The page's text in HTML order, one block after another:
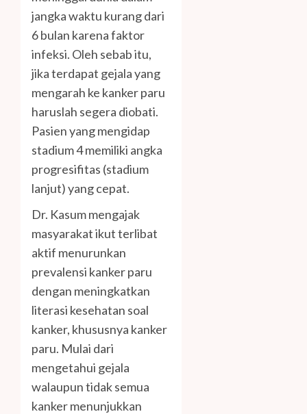
jangka waktu kurang dari
6 bulan karena faktor
infeksi. Oleh sebab itu,
jika terdapat gejala yang
mengarah ke kanker paru
haruslah segera diobati.
Pasien yang mengidap
stadium 4 memiliki angka
progresifitas (stadium
lanjut) yang cepat.
Dr. Kasum mengajak
masyarakat ikut terlibat
aktif menurunkan
prevalensi kanker paru
dengan meningkatkan
literasi kesehatan soal
kanker, khususnya kanker
paru. Mulai dari
mengetahui gejala
walaupun tidak semua
kanker menunjukkan